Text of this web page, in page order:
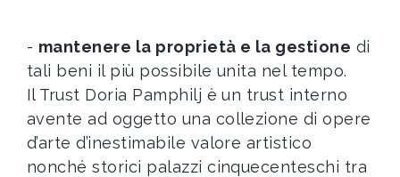
- mantenere la proprietà e la gestione di
tali beni il più possibile unita nel tempo.
Il Trust Doria Pamphilj è un trust interno
avente ad oggetto una collezione di opere
d’arte d’inestimabile valore artistico
nonché storici palazzi cinquecenteschi tra